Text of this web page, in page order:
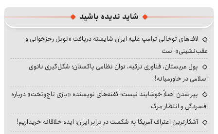
شاید ندیده باشید
لاف‌های توخالی ترامپ علیه ایران شایسته دریافت «نوبل رجزخوانی و
عقب‌نشینی» است
پول عربستان، فناوری ترکیه، توان نظامی پاکستان؛ شکل‌گیری ناتوی
اسلامی در خاورمیانه!
پیر شدن اصلاً خوشایند نیست؛ گفته‌های نویسنده «بازی تاج‌وتخت» درباره
افسردگی و انتظار مرگ
آشکارترین اعتراف آمریکا به شکست در برابر ایران؛ ایده خلاقانه خریداریم!